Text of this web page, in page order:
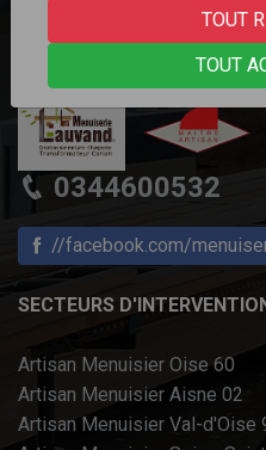
TOUT
TOUT
CONTACTEZ-NOUS
0344600532
//facebook.com/
SECTEURS
Artisan Menuisier Oise 60
Artisan Menuisier Aisne 02
Artisan Menuisier Val-d'Oise